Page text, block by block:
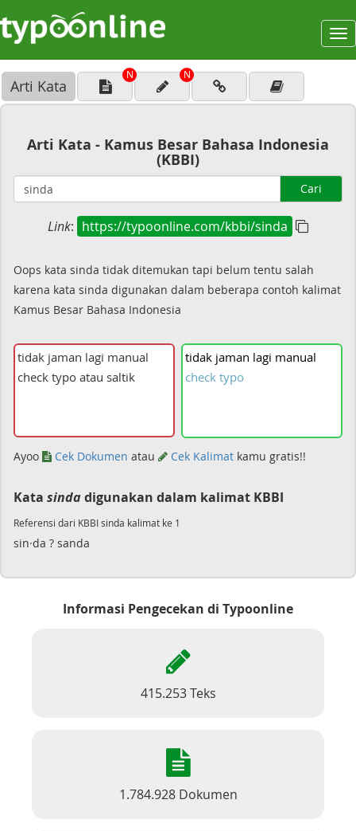
Arti Kata
N N
Arti Kata - Kamus Besar Bahasa Indonesia
(KBBI)
Cari
Link: https://typoonline.com/kbbi/sinda
Oops kata sinda tidak ditemukan tapi belum tentu salah
karena kata sinda digunakan dalam beberapa contoh kalimat
Kamus Besar Bahasa Indonesia
tidak jaman lagi manual
check typo
Ayoo Cek Dokumen atau Cek Kalimat kamu gratis!!
Kata sindadigunakan dalam kalimat KBBI
Referensi dari KBBI sinda kalimat ke 1
sin·da ? sanda
Informasi Pengecekan di Typoonline
415.253 Teks
1.784.928 Dokumen